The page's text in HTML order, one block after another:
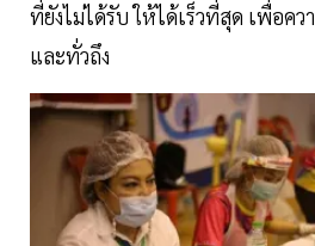
ที่ยังไม่ได้รับ ให้ได้เร็วที่สุด เพื่อคว
และทั่วถึง